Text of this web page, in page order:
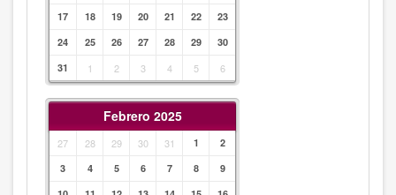
17
18 19 20 21 22
23
24
25 26 27 28 29
30
31
1 2 3 4 5 6
Febrero 2025
27 28 29 30 31 1
2
3
4 5 6 7 8
9